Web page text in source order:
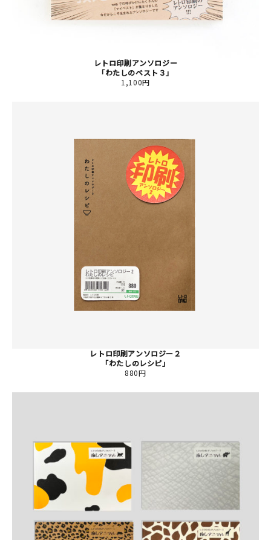
レトロ印刷アンソロジー
「わたしのベスト３」
1,100円
レトロ印刷アンソロジー２
「わたしのレシピ」
880円